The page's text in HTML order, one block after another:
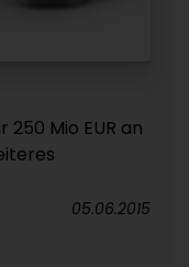
Mio EUR an
05.06.2015